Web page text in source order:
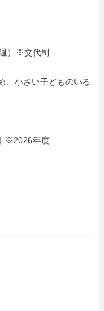
）※交代制
、小さい子どものいる
※2026年度